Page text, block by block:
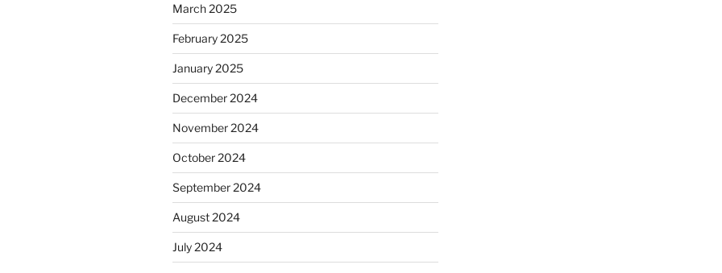
March 2025
February 2025
January 2025
December 2024
November 2024
October 2024
September 2024
August 2024
July 2024